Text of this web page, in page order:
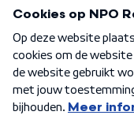
Algemene